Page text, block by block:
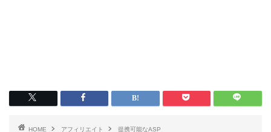
HOME アフィリエイト
提携可能なASP